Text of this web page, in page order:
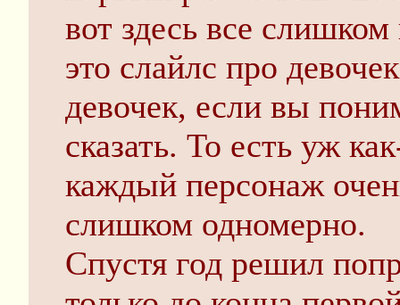
вот здесь все
это слайлс про
девочек, если вы
сказать. То есть уж
каждый персонаж
слишком одномерно.
Спустя год решил